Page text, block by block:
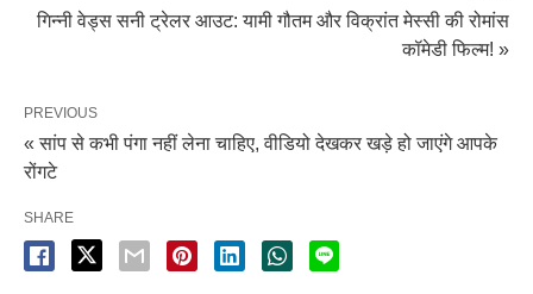
गिन्नी वेड्स सनी ट्रेलर आउट: यामी गौतम और विक्रांत मेस्सी की रोमांस
कॉमेडी फिल्म! »
PREVIOUS
« सांप से कभी पंगा नहीं लेना चाहिए, वीडियो देखकर खड़े हो जाएंगे आपके
रोंगटे
SHARE